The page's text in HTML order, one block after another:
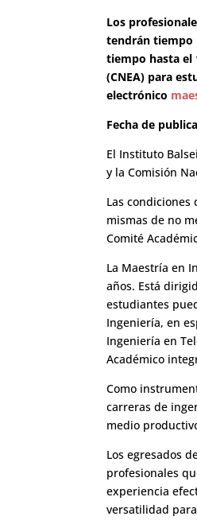
Los
tendrán tiempo
tiempo hasta el
(CNEA) para
electrónico
Fecha de
El Instituto
y la Comisión
Las
mismas de no
Comité
La Maestría en
años. Está
estudiantes
Ingeniería, en
Ingeniería en
Académico
Como
carreras de
medio
Los egresados
profesionales
experiencia
versatilidad